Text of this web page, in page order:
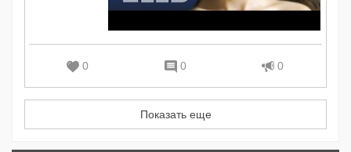
0 0 0
Показать еще